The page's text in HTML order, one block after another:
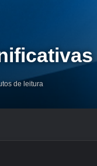
de leitura